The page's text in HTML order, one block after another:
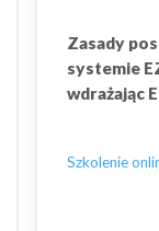
Zasady
systemie
wdrażając
Szkolenie